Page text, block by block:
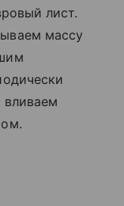
лист.
массу